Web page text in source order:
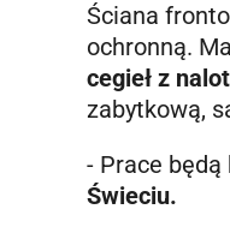
Ściana
ochronną.
cegieł z
zabytkową,
- Prace będą
Świeciu.